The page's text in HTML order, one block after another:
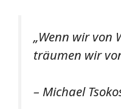
„Wenn wir von
träumen wir
– Michael